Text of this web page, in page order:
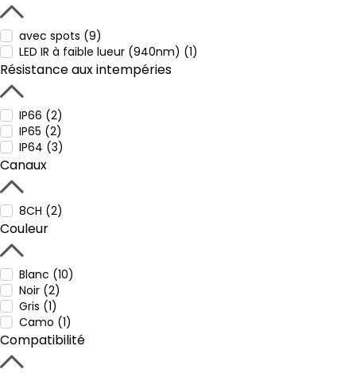
avec spots (9)
LED IR à faible lueur (940nm) (1)
Résistance aux intempéries
IP66 (2)
IP65 (2)
IP64 (3)
Canaux
8CH (2)
Couleur
Blanc (10)
Noir (2)
Gris (1)
Camo (1)
Compatibilité